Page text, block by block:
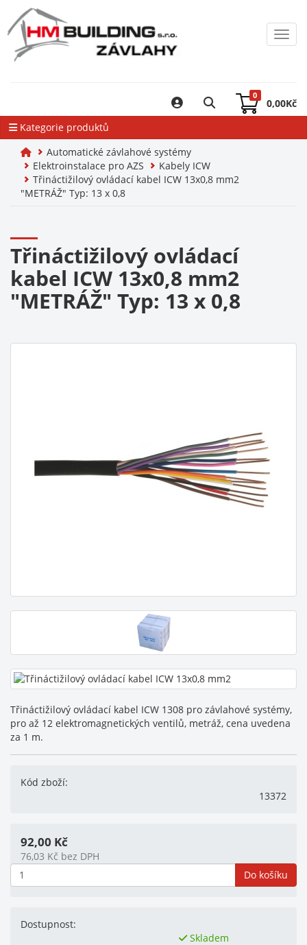
0
0,00Kč
Kategorie produktů
Automatické závlahové systémy
Elektroinstalace pro AZS
Kabely ICW
Třináctižilový ovládací kabel ICW 13x0,8 mm2
"METRÁŽ" Typ: 13 x 0,8
Třináctižilový ovládací
kabel ICW 13x0,8 mm2
"METRÁŽ" Typ: 13 x 0,8
Třináctižilový ovládací kabel ICW 1308 pro závlahové systémy,
pro až 12 elektromagnetických ventilů, metráž, cena uvedena
za 1 m.
Kód zboží:
13372
92,00 Kč
76,03 Kč bez DPH
Do košíku
Dostupnost:
Skladem